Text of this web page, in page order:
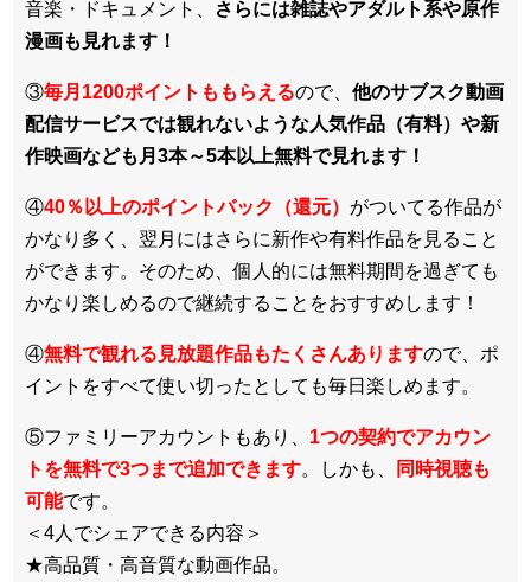
音楽・ドキュメント、
さらには雑誌やアダルト系や原作
漫画も見れます！
③毎月1200ポイントももらえるので、 他のサブスク動画
配信サービスでは観れないような人気作品（有料）や新
作映画なども月3本～5本以上無料で見れます！
④40％以上のポイントバック（還元） がついてる作品が
かなり多く、翌月にはさらに新作や有料作品を見ること
ができます。そのため、個人的には無料期間を過ぎても
かなり楽しめるので継続することをおすすめします！
④無料で観れる見放題作品もたくさんありますので、ポ
イントをすべて使い切ったとしても毎日楽しめます。
⑤ファミリーアカウントもあり、 1つの契約でアカウン
トを無料で3つまで追加できます。しかも、
同時視聴も
可能です。
＜4人でシェアできる内容＞
★高品質・高音質な動画作品。